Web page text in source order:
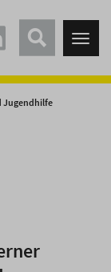
Jugendhilfe